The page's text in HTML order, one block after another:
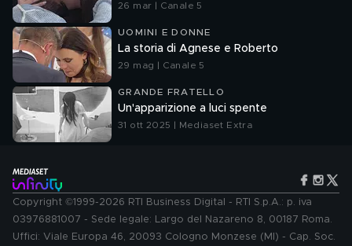
26 mar | Canale 5
UOMINI E DONNE
La storia di Agnese e Roberto
29 mag | Canale 5
GRANDE FRATELLO
Un'apparizione a luci spente
31 ott 2025 | Mediaset Extra
Copyright ©1999-2026 RTI Business Digital - RTI S.p.A.: p. iva
03976881007 - Sede legale: Largo del Nazareno 8, 00187 Roma.
Uffici: Viale Europa 46, 20093 Cologno Monzese (MI) - Cap. Soc.